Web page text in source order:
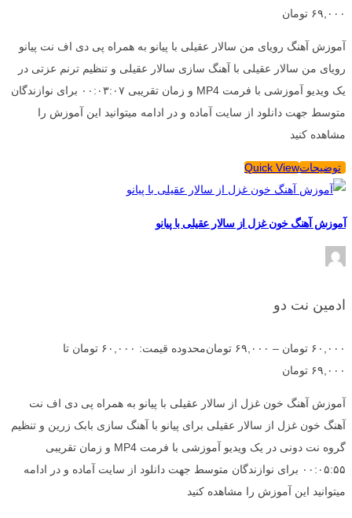
۶۹,۰۰۰ تومان
آموزش آهنگ رویای من سالار عقیلی با پیانو به همراه پی دی اف نت پیانو
رویای من سالار عقیلی با آهنگ سازی سالار عقیلی و تنظیم ترنم عزتی در
یک ویدیو آموزشی با فرمت MP4 و زمان تقریبی ۰۰:۰۳:۰۷ برای نوازندگان
متوسط جهت دانلود از سایت آماده و در ادامه میتوانید این آموزش را
مشاهده کنید
توضیحاتQuick View
آموزش آهنگ خون غزل از سالار عقیلی با پیانو
ادمین نت دو
۶۰,۰۰۰ تومان – ۶۹,۰۰۰ تومان
محدوده قیمت: ۶۰,۰۰۰ تومان تا
۶۹,۰۰۰ تومان
آموزش آهنگ خون غزل از سالار عقیلی با پیانو به همراه پی دی اف نت
آهنگ خون غزل از سالار عقیلی برای پیانو با آهنگ سازی بابک زرین و تنظیم
گروه نت دونی در یک ویدیو آموزشی با فرمت MP4 و زمان تقریبی
۰۰:۰۵:۵۵ برای نوازندگان متوسط جهت دانلود از سایت آماده و در ادامه
میتوانید این آموزش را مشاهده کنید